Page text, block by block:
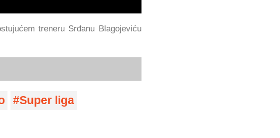
treneru Srđanu Blagojeviću
Super liga